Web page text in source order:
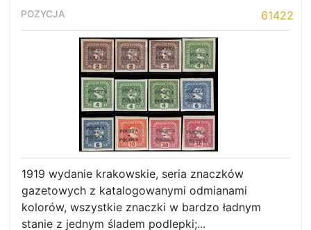
61422
1919 wydanie krakowskie, seria znaczków
gazetowych z katalogowanymi odmianami
kolorów, wszystkie znaczki w bardzo ładnym
stanie z jednym śladem podlepki;...